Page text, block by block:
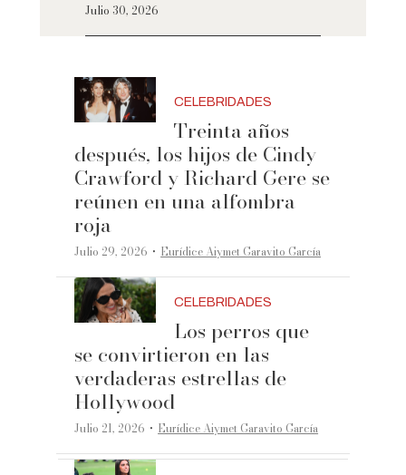
Julio 30, 2026
CELEBRIDADES
Treinta años
después, los hijos de Cindy
Crawford y Richard Gere se
reúnen en una alfombra
roja
Julio 29, 2026 ·Eurídice Aiymet Garavito García
CELEBRIDADES
Los perros que
se convirtieron en las
verdaderas estrellas de
Hollywood
Julio 21, 2026 ·Eurídice Aiymet Garavito García